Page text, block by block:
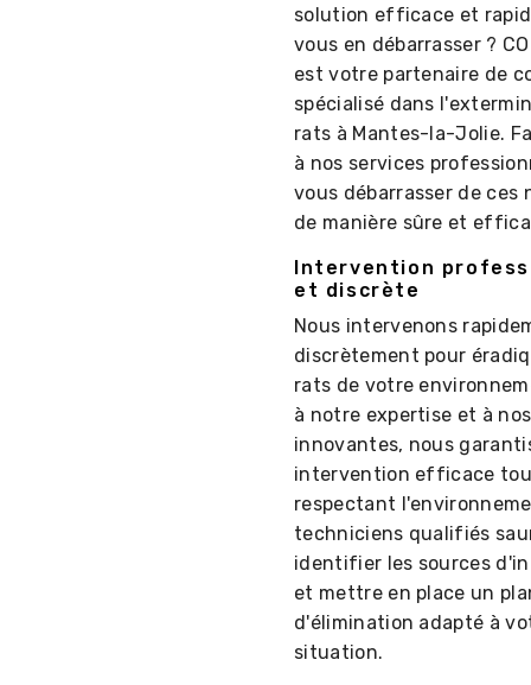
solution efficace et
vous en débarrasser ?
est votre partenaire de
spécialisé dans
rats à Mantes-la-Jolie.
à nos services
vous débarrasser de ces
de manière sûre et
Intervention
et discrète
Nous intervenons
discrètement pour
rats de votre
à notre expertise et à
innovantes, nous
intervention efficace
respectant
techniciens qualifiés
identifier les sources
et mettre en place un
d'élimination adapté à
situation.